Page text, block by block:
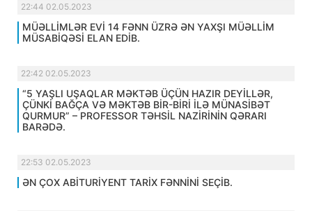
22:44 02.05.2023
MÜƏLLİMLƏR EVİ 14 FƏNN ÜZRƏ ƏN YAXŞI MÜƏLLİM
MÜSABİQƏSİ ELAN EDİB.
22:42 02.05.2023
“5 YAŞLI UŞAQLAR MƏKTƏB ÜÇÜN HAZIR DEYİLLƏR,
ÇÜNKİ BAĞÇA VƏ MƏKTƏB BİR-BİRİ İLƏ MÜNASİBƏT
QURMUR” – PROFESSOR TƏHSİL NAZİRİNİN QƏRARI
BARƏDƏ.
22:53 02.05.2023
ƏN ÇOX ABİTURİYENT TARİX FƏNNİNİ SEÇİB.